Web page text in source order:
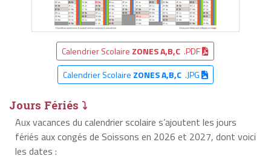
Calendrier Scolaire ZONES A,B,C .PDF
Calendrier Scolaire ZONES A,B,C.JPG
Jours Fériés ⤵
Aux vacances du calendrier scolaire s’ajoutent les jours
fériés aux congés de Soissons en 2026 et 2027, dont voici
les dates :